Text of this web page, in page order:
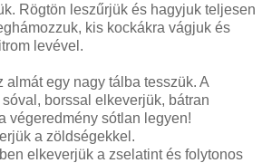
Rögtön leszűrjük és hagyjuk teljesen
kis kockákra vágjuk és
levével.
almát egy nagy tálba tesszük. A
borssal elkeverjük, bátran
végeredmény sótlan legyen!
a zöldségekkel.
elkeverjük a zselatint és folytonos